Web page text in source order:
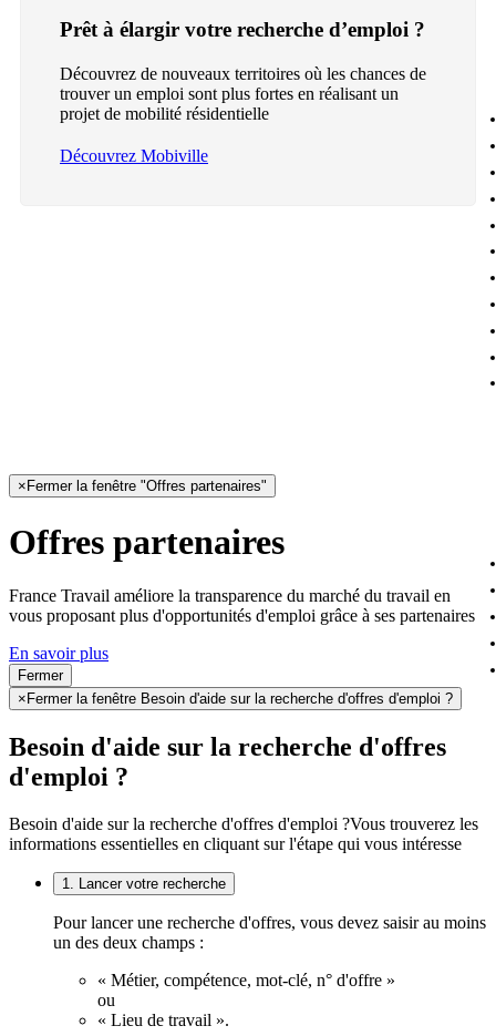
Prêt à élargir votre recherche d’emploi ?
Découvrez de nouveaux territoires où les chances de
trouver un emploi sont plus fortes en réalisant un
projet de mobilité résidentielle
Découvrez Mobiville
× Fermer la fenêtre "Offres partenaires"
Offres partenaires
France Travail améliore la transparence du marché du travail en
vous proposant plus d'opportunités d'emploi grâce à ses partenaires
En savoir plus
Fermer
× Fermer la fenêtre Besoin d'aide sur la recherche d'offres d'emploi ?
Besoin d'aide sur la recherche d'offres
d'emploi ?
Besoin d'aide sur la recherche d'offres d'emploi ?Vous trouverez les
informations essentielles en cliquant sur l'étape qui vous intéresse
1. Lancer votre recherche
Pour lancer une recherche d'offres, vous devez saisir au moins
un des deux champs :
« Métier, compétence, mot-clé, n° d'offre »
ou
« Lieu de travail ».